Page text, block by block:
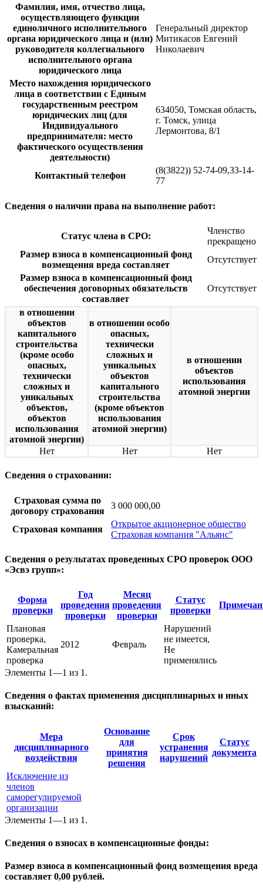
Фамилия, имя, отчество лица,
осуществляющего функции
единоличного исполнительного
органа юридического лица и (или)
руководителя коллегиального
исполнительного органа
юридического лица
Генеральный директор
Митикасов Евгений
Николаевич
Место нахождения юридического
лица в соответствии с Единым
государственным реестром
юридических лиц (для
Индивидуального
предпринимателя: место
фактического осуществления
деятельности)
634050, Томская область,
г. Томск, улица
Лермонтова, 8/1
Контактный телефон
(8(3822)) 52-74-09,33-14-
77
Сведения о наличии права на выполнение работ:
Статус члена в СРО:
Членство
прекращено
Размер взноса в компенсационный фонд
возмещения вреда составляет
Отсутствует
Размер взноса в компенсационный фонд
обеспечения договорных обязательств
составляет
Отсутствует
в отношении
объектов
капитального
строительства
(кроме особо
опасных,
технически
сложных и
уникальных
объектов,
объектов
использования
атомной энергии)
в отношении особо
опасных,
технически
сложных и
уникальных
объектов
капитального
строительства
(кроме объектов
использования
атомной энергии)
в отношении
объектов
использования
атомной энергии
Нет Нет Нет
Сведения о страховании:
Страховая сумма по
договору страхования
3 000 000,00
Страховая компания
Открытое акционерное общество
Страховая компания "Альянс"
Сведения о результатах проведенных СРО проверок ООО
«Эсвэ групп»:
Форма
проверки
Год
проведения
проверки
Месяц
проведения
проверки
Статус
проверки
Плановая
проверка,
Камеральная
проверка
2012 Февраль
Нарушений
не имеется,
Не
применялись
Элементы 1—1 из 1.
Сведения о фактах применения дисциплинарных и иных
взысканий:
Мера
дисциплинарного
воздействия
Основание
для
принятия
решения
Срок
устранения
нарушений
Статус
документа
Исключение из
членов
саморегулируемой
организации
Элементы 1—1 из 1.
Сведения о взносах в компенсационные фонды:
Размер взноса в компенсационный фонд возмещения вреда
составляет 0,00 рублей.